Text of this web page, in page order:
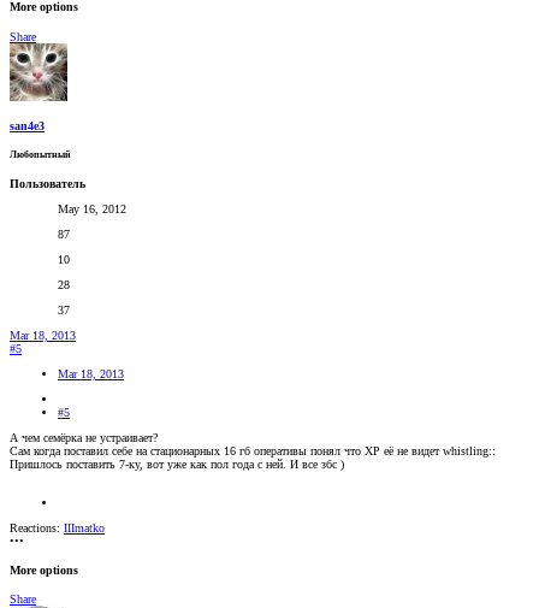
More options
Share
san4e3
Любопытный
Пользователь
May 16, 2012
87
10
28
37
Mar 18, 2013
#5
Mar 18, 2013
#5
А чем семёрка не устраивает?
Сам когда поставил себе на стационарных 16 гб оперативы понял что ХР её не видет whistling::
Пришлось поставить 7-ку, вот уже как пол года с ней. И все збс )
Reactions: IIImatko
•••
More options
Share